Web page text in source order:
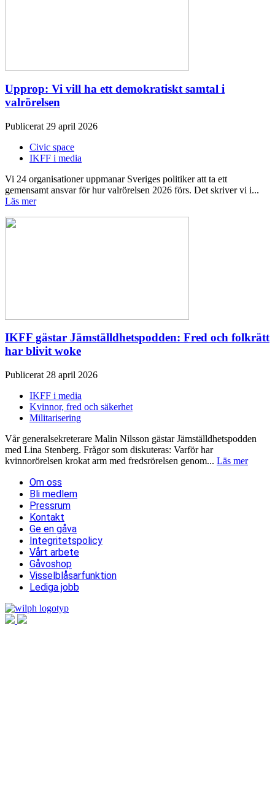
Upprop: Vi vill ha ett demokratiskt samtal i
valrörelsen
Publicerat 29 april 2026
Civic space
IKFF i media
Vi 24 organisationer uppmanar Sveriges politiker att ta ett
gemensamt ansvar för hur valrörelsen 2026 förs. Det skriver vi i...
Läs mer
IKFF gästar Jämställdhetspodden: Fred och folkrätt
har blivit woke
Publicerat 28 april 2026
IKFF i media
Kvinnor, fred och säkerhet
Militarisering
Vår generalsekreterare Malin Nilsson gästar Jämställdhetspodden
med Lina Stenberg. Frågor som diskuteras: Varför har
kvinnorörelsen krokat arm med fredsrörelsen genom... Läs mer
Om oss
Bli medlem
Pressrum
Kontakt
Ge en gåva
Integritetspolicy
Vårt arbete
Gåvoshop
Visselblåsarfunktion
Lediga jobb